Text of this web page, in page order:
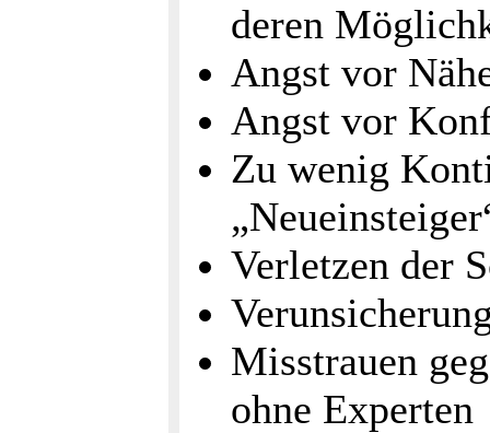
deren
Angst vor
Angst vor
Zu wenig
Verletzen der
Misstrauen
ohne Experten